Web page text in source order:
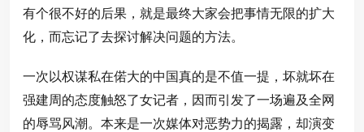
有个很不好的后果，就是最终大家会把事情无限的扩大
化，而忘记了去探讨解决问题的方法。
一次以权谋私在偌大的中国真的是不值一提，坏就坏在
强建周的态度触怒了女记者，因而引发了一场遍及全网
的辱骂风潮。本来是一次媒体对恶势力的揭露，却演变